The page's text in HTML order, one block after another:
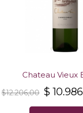
Chateau Vieux
$12.206,00 $ 10.986